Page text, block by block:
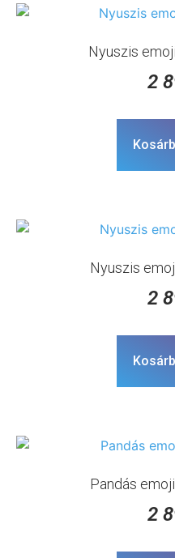
Nyuszis
2
Nyuszis
2
Pandás
2